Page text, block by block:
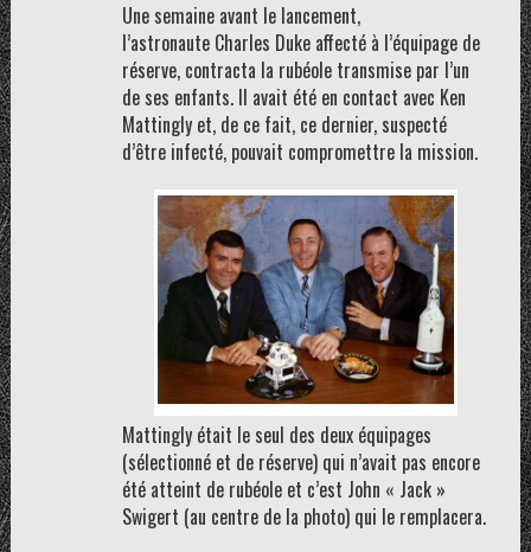
Une semaine avant le lancement,
l’astronaute Charles Duke affecté à l’équipage de
réserve, contracta la rubéole transmise par l’un
de ses enfants. Il avait été en contact avec Ken
Mattingly et, de ce fait, ce dernier, suspecté
d’être infecté, pouvait compromettre la mission.
Mattingly était le seul des deux équipages
(sélectionné et de réserve) qui n’avait pas encore
été atteint de rubéole et c’est John « Jack »
Swigert (au centre de la photo) qui le remplacera.